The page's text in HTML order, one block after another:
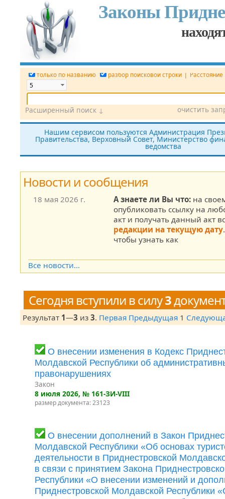
Законы
только по названию разбор поисковой строки |
Номер док. Дата
Принявший орган Источник (САЗ)
все редакции показать утратившие силу без
очистить
Расширенный поиск ↓
Нашим сервисом пользуются Администрация
Правительства, Верховный Совет, Министерство
ведомства
Новости и сообщения
18 мая 2026 г. А знаете ли Вы что: на
опубликовать ссылку на
акт и получать данный акт
редакции на текущую дату
чтобы узнать как
Все новости...
Сегодня вступили в силу3
Результат 1—3 из 3. Первая Предыдущая 1
О внесении изменения в Кодекс
Молдавской Республики об
правонарушениях
Закон
8 июля 2026, № 161-ЗИ-VIII
размер документа: 23123
О внесении дополнений в Закон
Молдавской Республики «Об основах
деятельности в Приднестровской
в связи с принятием Закона
Республики «О внесении изменений и
Приднестровской Молдавской Республики